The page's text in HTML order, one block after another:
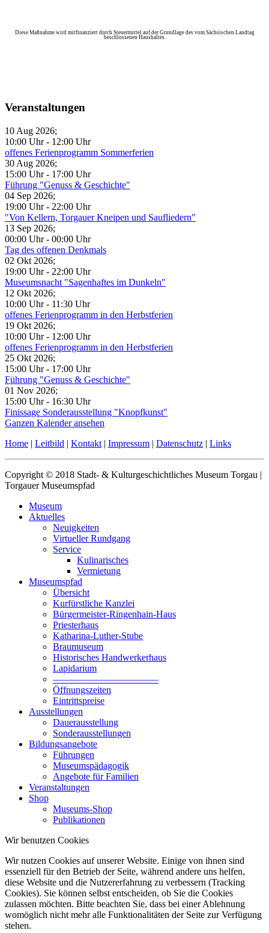
Diese Maßnahme wird mitfinanziert durch Steuermittel auf der Grundlage des vom Sächsischen Landtag
beschlossenen Haushaltes.
Veranstaltungen
10 Aug 2026;
10:00 Uhr- 12:00 Uhr
offenes Ferienprogramm Sommerferien
30 Aug 2026;
15:00 Uhr- 17:00 Uhr
Führung "Genuss & Geschichte"
04 Sep 2026;
19:00 Uhr- 22:00 Uhr
"Von Kellern, Torgauer Kneipen und Saufliedern"
13 Sep 2026;
00:00 Uhr- 00:00 Uhr
Tag des offenen Denkmals
02 Okt 2026;
19:00 Uhr- 22:00 Uhr
Museumsnacht "Sagenhaftes im Dunkeln"
12 Okt 2026;
10:00 Uhr- 11:30 Uhr
offenes Ferienprogramm in den Herbstferien
19 Okt 2026;
10:00 Uhr- 12:00 Uhr
offenes Ferienprogramm in den Herbstferien
25 Okt 2026;
15:00 Uhr- 17:00 Uhr
Führung "Genuss & Geschichte"
01 Nov 2026;
15:00 Uhr- 16:30 Uhr
Finissage Sonderausstellung "Knopfkunst"
Ganzen Kalender ansehen
Home | Leitbild | Kontakt | Impressum | Datenschutz | Links
Copyright © 2018 Stadt- & Kulturgeschichtliches Museum Torgau |
Torgauer Museumspfad
Museum
Aktuelles
Neuigkeiten
Virtueller Rundgang
Service
Kulinarisches
Vermietung
Museumspfad
Übersicht
Kurfürstliche Kanzlei
Bürgermeister-Ringenhain-Haus
Priesterhaus
Katharina-Luther-Stube
Braumuseum
Historisches Handwerkerhaus
Lapidarium
––––––––––––––––––––––
Öffnungszeiten
Eintrittspreise
Ausstellungen
Dauerausstellung
Sonderausstellungen
Bildungsangebote
Führungen
Museumspädagogik
Angebote für Familien
Veranstaltungen
Shop
Museums-Shop
Publikationen
Wir benutzen Cookies
Wir nutzen Cookies auf unserer Website. Einige von ihnen sind
essenziell für den Betrieb der Seite, während andere uns helfen,
diese Website und die Nutzererfahrung zu verbessern (Tracking
Cookies). Sie können selbst entscheiden, ob Sie die Cookies
zulassen möchten. Bitte beachten Sie, dass bei einer Ablehnung
womöglich nicht mehr alle Funktionalitäten der Seite zur Verfügung
stehen.